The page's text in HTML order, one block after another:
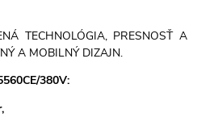
TECHNOLÓGIA, PRESNOSŤ A
A MOBILNÝ DIZAJN.
380V: